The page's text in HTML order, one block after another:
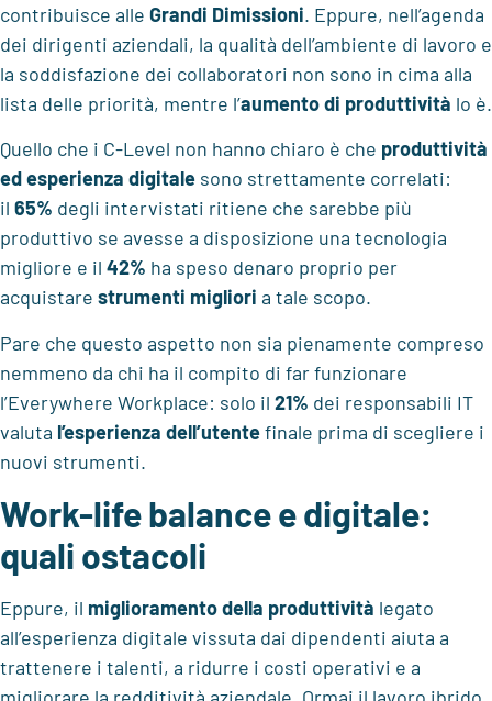
contribuisce alle Grandi Dimissioni. Eppure, nell’agenda
dei dirigenti aziendali, la qualità dell’ambiente di lavoro e
la soddisfazione dei collaboratori non sono in cima alla
lista delle priorità, mentre l’aumento di produttività lo è.
Quello che i C-Level non hanno chiaro è che produttività
ed esperienza digitale sono strettamente correlati:
il 65% degli intervistati ritiene che sarebbe più
produttivo se avesse a disposizione una tecnologia
migliore e il 42% ha speso denaro proprio per
acquistare strumenti migliori a tale scopo.
Pare che questo aspetto non sia pienamente compreso
nemmeno da chi ha il compito di far funzionare
l’Everywhere Workplace: solo il 21% dei responsabili IT
valuta l’esperienza dell’utentefinale prima di scegliere i
nuovi strumenti.
Work-life balance e digitale:
quali ostacoli
Eppure, il miglioramento della produttività legato
all’esperienza digitale vissuta dai dipendenti aiuta a
trattenere i talenti, a ridurre i costi operativi e a